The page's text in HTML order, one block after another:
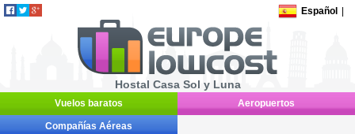
Español
Hostal Casa Sol y Luna
Vuelos baratos Aeropuertos
Compañías Aéreas